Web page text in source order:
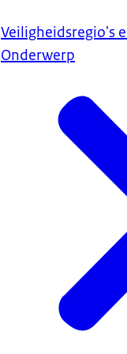
De overheid
december. Als
Staat uw
vliegtuigstand
NL-Alert
altijd aan staan.
Meer weten
Veiligheidsregio's
Onderwerp